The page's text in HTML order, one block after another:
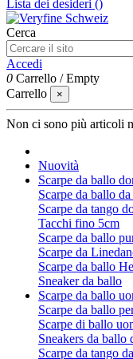
Lista dei desideri ()
Cerca
Accedi
0 Carrello /Empty
Carrello
×
Non ci sono più articoli
Nuovità
Scarpe da ballo
Scarpe da ballo
Scarpe da tango
Tacchi fino 5cm
Scarpe da ballo
Scarpe da
Scarpe da ballo
Sneaker da ballo
Scarpe da ballo
Scarpe da ballo
Scarpe di ballo
Sneakers da ballo
Scarpe da tango